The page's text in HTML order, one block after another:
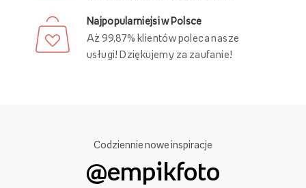
Najpopularniejsi w Polsce
Aż 99,87% klientów poleca nasze
usługi! Dziękujemy za zaufanie!
Codziennie nowe inspiracje
@empikfoto